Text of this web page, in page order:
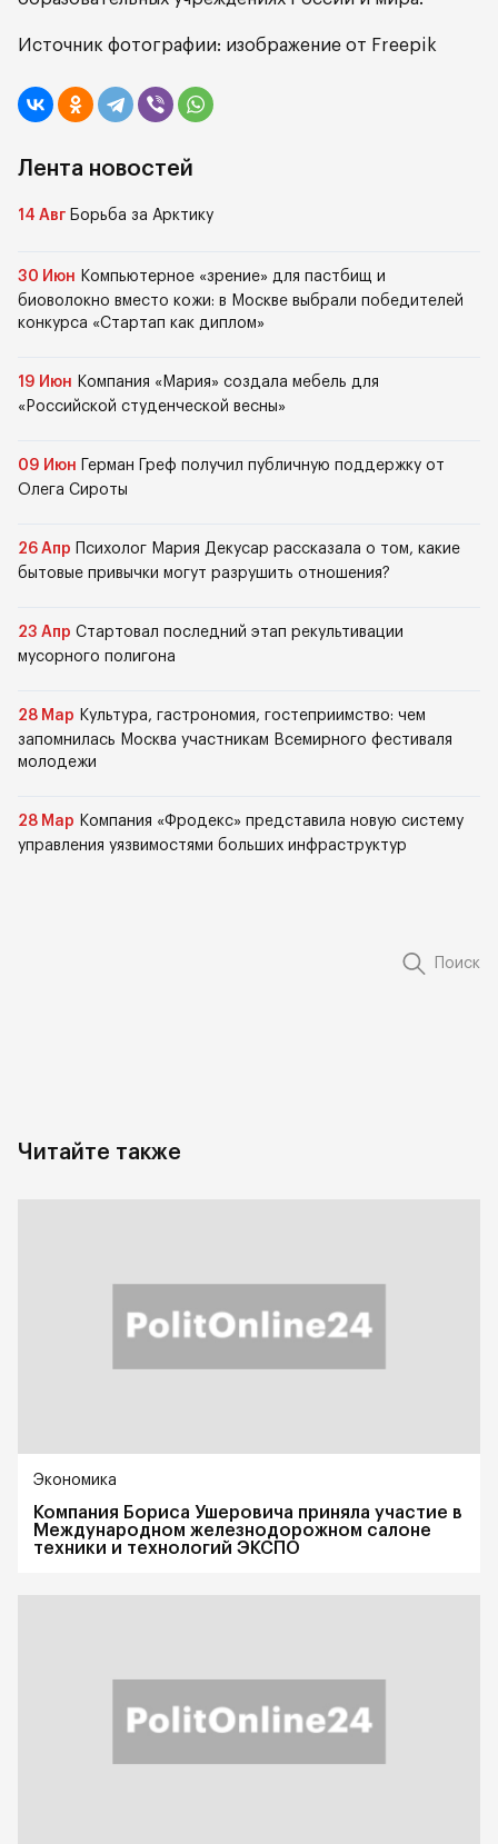
Источник фотографии: изображение от Freepik
Лента новостей
14 Авг Борьба за Арктику
30 Июн Компьютерное «зрение» для пастбищ и
биоволокно вместо кожи: в Москве выбрали победителей
конкурса «Стартап как диплом»
19 Июн Компания «Мария» создала мебель для
«Российской студенческой весны»
09 Июн
Герман Греф получил публичную поддержку от
Олега Сироты
26 Апр
Психолог Мария Декусар рассказала о том, какие
бытовые привычки могут разрушить отношения?
23 Апр Стартовал последний этап рекультивации
мусорного полигона
28 Мар Культура, гастрономия, гостеприимство: чем
запомнилась Москва участникам Всемирного фестиваля
молодежи
28 Мар Компания «Фродекс» представила новую систему
управления уязвимостями больших инфраструктур
Поиск
Читайте также
Экономика
Компания Бориса Ушеровича приняла участие в
Международном железнодорожном салоне
техники и технологий ЭКСПО